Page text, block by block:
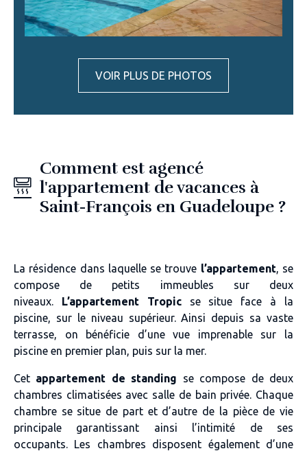
VOIR PLUS DE PHOTOS
Comment est agencé
l'appartement de vacances à
Saint-François en Guadeloupe ?
La résidence dans laquelle se trouve l’appartement , se
compose de petits immeubles sur deux
niveaux
L’appartement Tropicse situe face à la
piscine , sur le niveau supérieur. Ainsi depuis sa vaste
terrasse , on bénéficie d’unevue imprenable sur la
piscine en premier plan, puis sur la mer.
Cet appartement de standing se compose de deux
chambres climatisées avec salle de bain privée . Chaque
chambre se situe de part et d’autre de la pièce de vie
principale garantissant ainsi l’intimité de ses
occupants
Les chambres disposent également d’une